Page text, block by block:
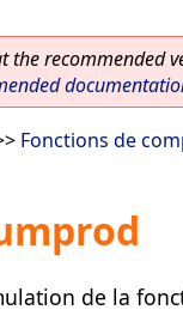
the recommended
Fonctions de
de la